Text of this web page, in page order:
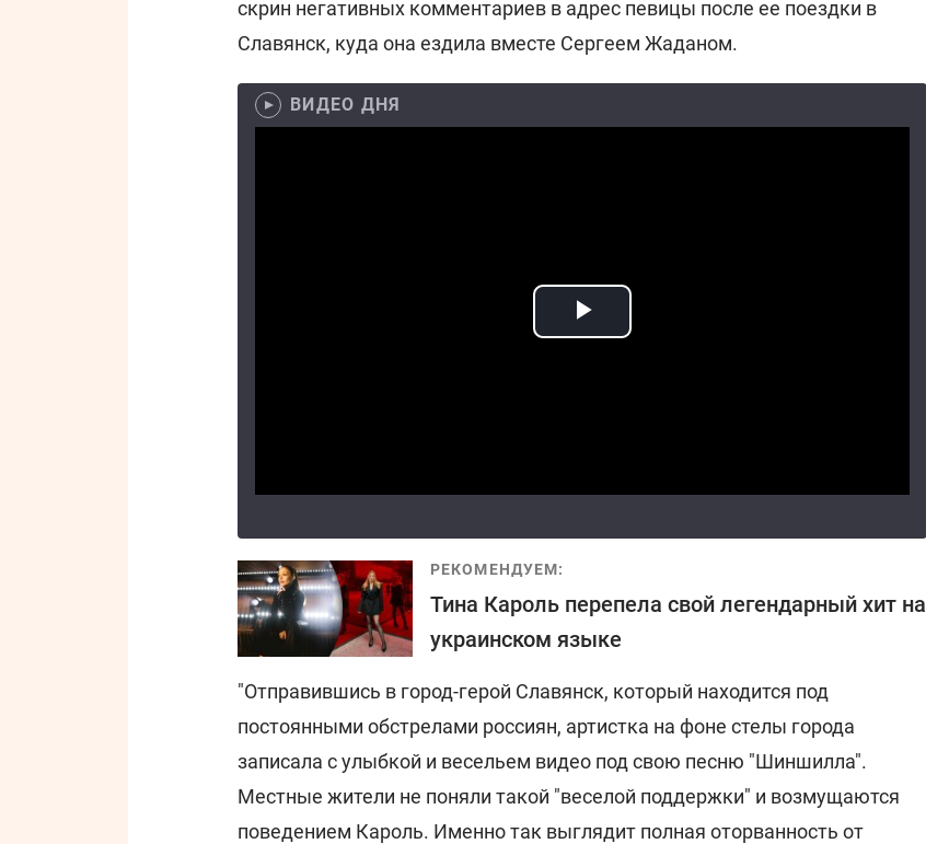
скрин негативных комментариев в адрес певицы после ее поездки в
Славянск, куда она ездила вместе Сергеем Жаданом.
ВИДЕО ДНЯ
РЕКОМЕНДУЕМ:
Тина Кароль перепела свой легендарный хит на
украинском языке
"Отправившись в город-герой Славянск, который находится под
постоянными обстрелами россиян, артистка на фоне стелы города
записала с улыбкой и весельем видео под свою песню "Шиншилла".
Местные жители не поняли такой "веселой поддержки" и возмущаются
поведением Кароль. Именно так выглядит полная оторванность от